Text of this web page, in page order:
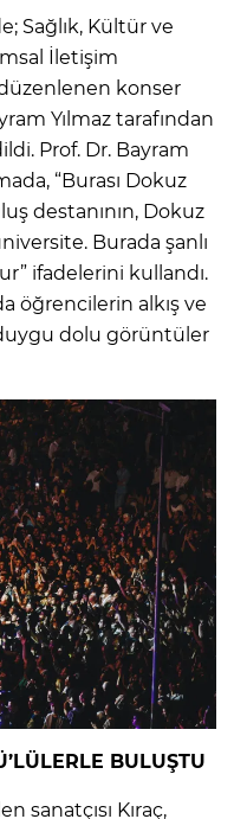
Sağlık, Kültür ve
İletişim
konser
Yılmaz tarafından
Prof. Dr. Bayram
“Burası Dokuz
destanının, Dokuz
Burada şanlı
ifadelerini kullandı.
öğrencilerin alkış ve
dolu görüntüler
BULUŞTU
sanatçısı Kıraç,